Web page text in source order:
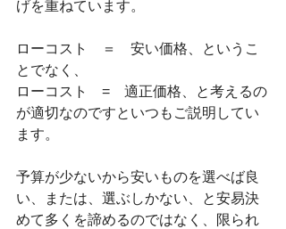
げを重ねています。
ローコスト　＝　安い価格、というこ
とでなく、
ローコスト　=　適正価格、と考えるの
が適切なのですといつもご説明してい
ます。
予算が少ないから安いものを選べば良
い、または、選ぶしかない、と安易決
めて多くを諦めるのではなく、限られ